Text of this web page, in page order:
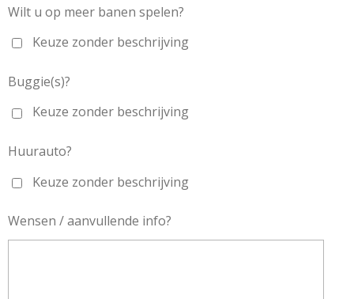
Wilt u op meer banen spelen?
Keuze zonder beschrijving
Buggie(s)?
Keuze zonder beschrijving
Huurauto?
Keuze zonder beschrijving
Wensen / aanvullende info?